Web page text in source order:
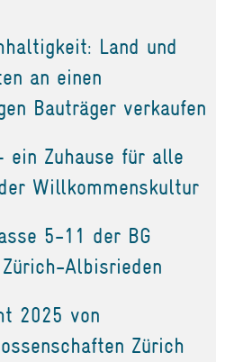
Land und
an einen
Bauträger verkaufen
ein Zuhause für alle
Willkommenskultur
5-11 der BG
Albisrieden
2025 von
Zürich